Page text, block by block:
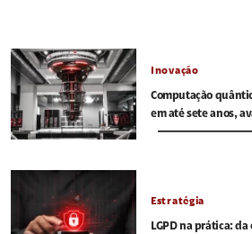
Inovação
Computação
em até sete anos,
Estratégia
LGPD na prática: